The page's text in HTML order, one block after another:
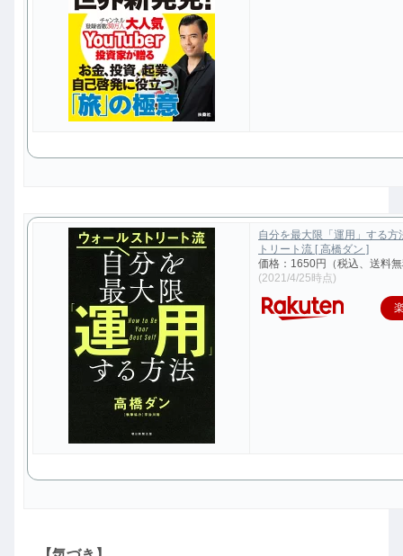
自分を最大限「運用」する方
トリート流 [ 高橋ダン ]
価格：1650円（税込、送料
(2021/4/25時点)